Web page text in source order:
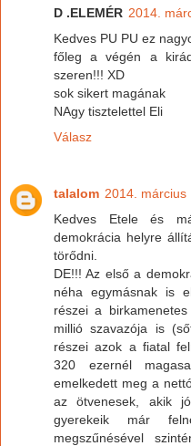
D .ELEMÉR 2014.
Kedves PU PU ez
főleg a végén a
szeren!!! XD
sok sikert magának
NAgy tisztelettel Eli
Válasz
talalom 2014. március
Kedves Etele és
demokrácia helyre
törődni.
DE!!! Az első a
néha egymásnak is
részei a
millió szavazója is
részei azok a fiatal
320 ezernél
emelkedett meg a
az ötvenesek, akik
gyerekeik már
megszűnésével